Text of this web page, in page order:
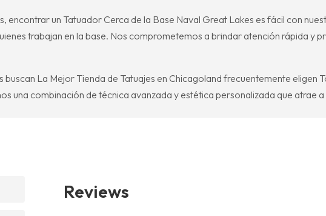
encontrar un Tatuador Cerca de la Base Naval Great Lakes es fácil con
trabajan en la base. Nos comprometemos a brindar atención rápida y
La Mejor Tienda de Tatuajes en Chicagoland frecuentemente eligen
una combinación de técnica avanzada y estética personalizada que atrae
Reviews